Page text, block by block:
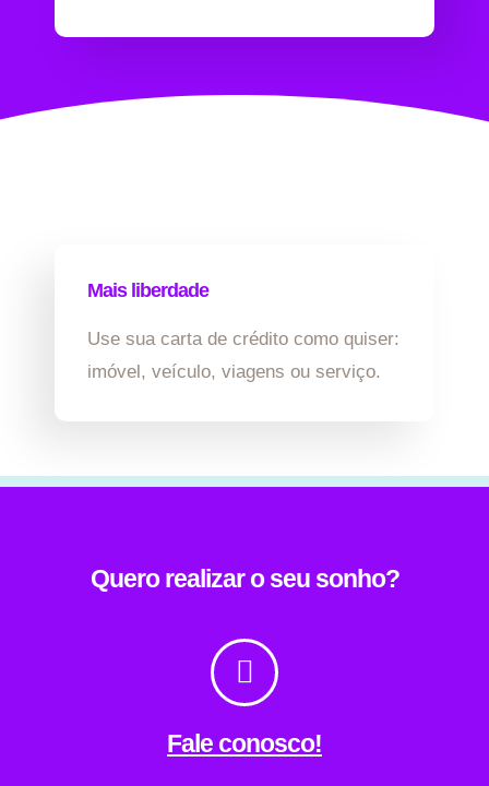
Mais liberdade
Use sua carta de crédito como quiser:
imóvel, veículo, viagens ou serviço.
Quero realizar o seu sonho?
Fale conosco!